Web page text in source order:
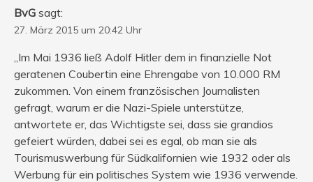
BvG sagt:
27. März 2015 um 20:42 Uhr
„Im Mai 1936 ließ Adolf Hitler dem in finanzielle Not
geratenen Coubertin eine Ehrengabe von 10.000 RM
zukommen. Von einem französischen Journalisten
gefragt, warum er die Nazi-Spiele unterstütze,
antwortete er, das Wichtigste sei, dass sie grandios
gefeiert würden, dabei sei es egal, ob man sie als
Tourismuswerbung für Südkalifornien wie 1932 oder als
Werbung für ein politisches System wie 1936 verwende.